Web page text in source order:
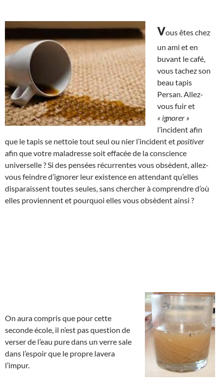
vous êtes chez
un ami et en
buvant le café,
vous tachez son
beau tapis
Persan. Allez-
vous fuir et
« ignorer »
l’incident afin
que le tapis se nettoie tout seul ou nier l’incident etpositiver
afin que votre maladresse soit effacée de la conscience
universelle ? Si des pensées récurrentes vous obsèdent, allez-
vous feindre d’ignorer leur existence en attendant qu’elles
disparaissent toutes seules, sans chercher à comprendre d’où
elles proviennent et pourquoi elles vous obsèdent ainsi ?
On aura compris que pour cette
seconde école, il n’est pas question de
verser de l’eau pure dans un verre sale
dans l’espoir que le propre lavera
l’impur.